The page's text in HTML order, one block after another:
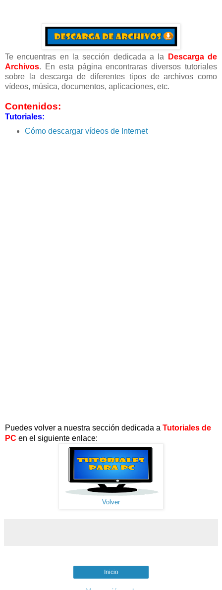
Te encuentras en la sección dedicada a la
Descarga de
Archivos. En esta página encontraras diversos tutoriales
sobre la descarga de diferentes tipos de archivos como
vídeos, música, documentos, aplicaciones, etc.
Contenidos:
Tutoriales:
Cómo descargar vídeos de Internet
Puedes volver a nuestra sección dedicada a Tutoriales de
PC en el siguiente enlace:
Volver
Inicio